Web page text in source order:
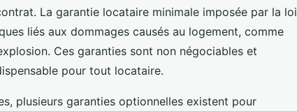
La garantie locataire minimale imposée par la loi
liés aux dommages causés au logement, comme
Ces garanties sont non négociables et
pour tout locataire.
plusieurs garanties optionnelles existent pour